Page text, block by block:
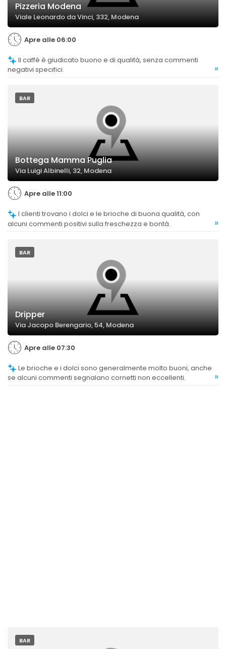
Pizzeria Modena
Viale Leonardo da Vinci, 332, Modena
Apre alle 06:00
negativi specifici.
»
BAR
Bottega Mamma Puglia
Via Luigi Albinelli, 32, Modena
Apre alle 11:00
alcuni commenti positivi sulla freschezza e bontà.
»
BAR
Dripper
Via Jacopo Berengario, 54, Modena
Apre alle 07:30
se alcuni commenti segnalano cornetti non eccellenti.
»
BAR